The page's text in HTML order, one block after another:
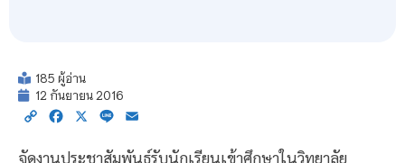
185 ผู้อ่าน
12 กันยายน 2016
Copy Facebook
X Line
จัดงานประชาสัมพันธ์รับนักเรียนเข้าศึกษาในวิทยาลัย